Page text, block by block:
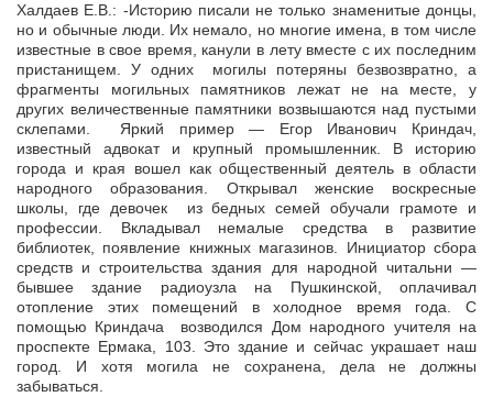
Халдаев Е.В.: -Историю писали не только знаменитые донцы,
но и обычные люди. Их немало, но многие имена, в том числе
известные в свое время, канули в лету вместе с их последним
пристанищем. У одних могилы потеряны безвозвратно, а
фрагменты могильных памятников лежат не на месте, у
других величественные памятники возвышаются над пустыми
склепами. Яркий пример — Егор Иванович Криндач,
известный адвокат и крупный промышленник. В историю
города и края вошел как общественный деятель в области
народного образования. Открывал женские воскресные
школы, где девочек из бедных семей обучали грамоте и
профессии. Вкладывал немалые средства в развитие
библиотек, появление книжных магазинов. Инициатор сбора
средств и строительства здания для народной читальни —
бывшее здание радиоузла на Пушкинской, оплачивал
отопление этих помещений в холодное время года. С
помощью Криндача возводился Дом народного учителя на
проспекте Ермака, 103. Это здание и сейчас украшает наш
город. И хотя могила не сохранена, дела не должны
забываться.